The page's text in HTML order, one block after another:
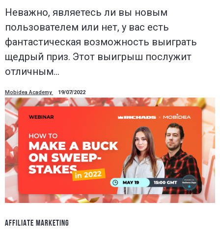
Неважно, являетесь ли вы новым
пользователем или нет, у вас есть
фантастическая возможность выиграть
щедрый приз. Этот выигрыш послужит
отличным…
Mobidea Academy 19/07/2022
AFFILIATE MARKETING